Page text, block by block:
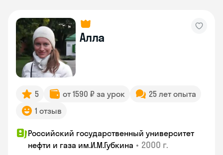
Алла
5 от 1590 ₽ за урок
25 лет опыта
1 отзыв
Российский государственный университет
нефти и газа им.И.М.Губкина • 2000 г.